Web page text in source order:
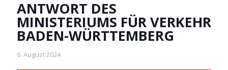
ANTWORT DES
MINISTERIUMS FÜR VERKEHR
BADEN-WÜRTTEMBERG
6. August 2024